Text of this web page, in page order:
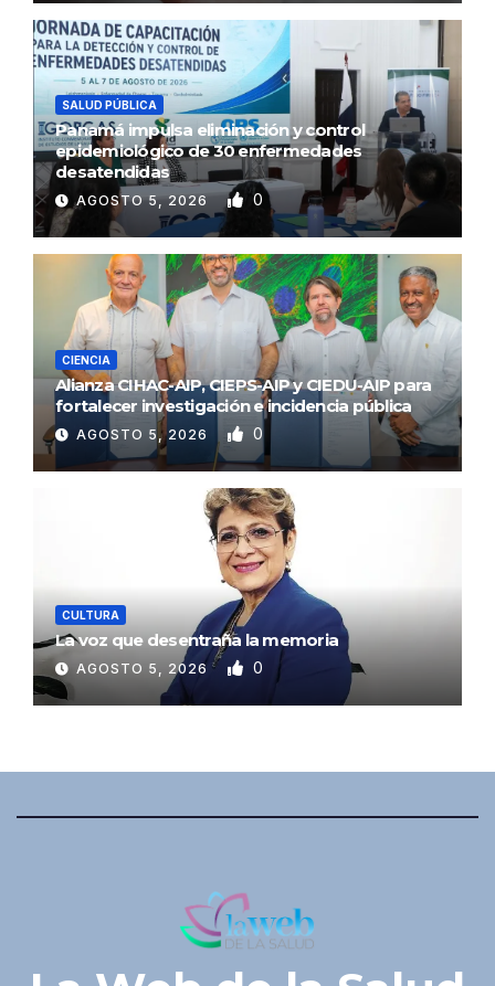
SALUD PÚBLICA
Panamá impulsa eliminación y control
epidemiológico de 30 enfermedades
desatendidas
AGOSTO 5, 2026 0
CIENCIA
Alianza CIHAC-AIP, CIEPS-AIP y CIEDU-AIP para
fortalecer investigación e incidencia pública
AGOSTO 5, 2026 0
CULTURA
La voz que desentraña la memoria
AGOSTO 5, 2026 0